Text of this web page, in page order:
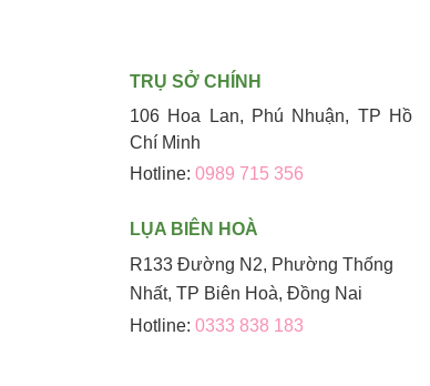
TRỤ SỞ CHÍNH
106 Hoa Lan, Phú Nhuận, TP Hồ
Chí Minh
Hotline: 0989 715 356
LỤA BIÊN HOÀ
R133 Đường N2, Phường Thống
Nhất, TP Biên Hoà, Đồng Nai
Hotline: 0333 838 183